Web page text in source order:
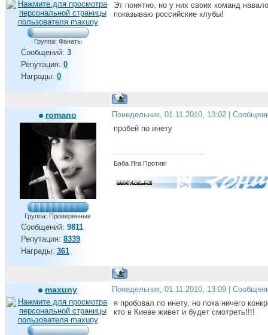
Группа: Фанаты
Сообщений: 3
Репутация: 0
Награды: 0
Эт понятно, но у них своих команд
показываю российские клубы!
romano
Группа: Проверенные
Сообщений: 9811
Репутация: 8339
Награды: 361
Понедельник, 01.11.2010, 13:02 |
пробей по инету
Баба Яга Против!
maxuny
Понедельник, 01.11.2010, 13:09 |
я пробовал по инету, но пока ничего
кто в Киеве живет и будет смотреть!!!!